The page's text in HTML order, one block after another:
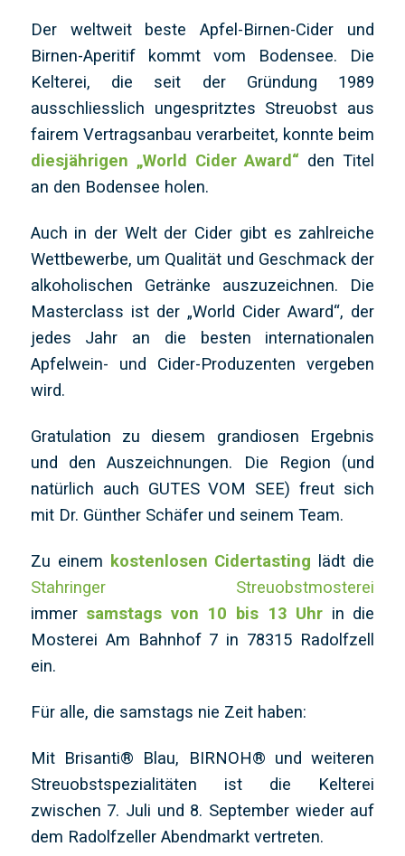
Der weltweit beste Apfel-Birnen-Cider und
Birnen-Aperitif kommt vom Bodensee. Die
Kelterei, die seit der Gründung 1989
ausschliesslich ungespritztes Streuobst aus
fairem Vertragsanbau verarbeitet, konnte beim
diesjährigen „World Cider Award“ den Titel
an den Bodensee holen.
Auch in der Welt der Cider gibt es zahlreiche
Wettbewerbe, um Qualität und Geschmack der
alkoholischen Getränke auszuzeichnen. Die
Masterclass ist der „World Cider Award“, der
jedes Jahr an die besten internationalen
Apfelwein- und Cider-Produzenten vergeben
wird.
Gratulation zu diesem grandiosen Ergebnis
und den Auszeichnungen. Die Region (und
natürlich auch GUTES VOM SEE) freut sich
mit Dr. Günther Schäfer und seinem Team.
Zu einem kostenlosen Cidertasting lädt die
Stahringer Streuobstmosterei
immer samstags von 10 bis 13 Uhr in die
Mosterei Am Bahnhof 7 in 78315 Radolfzell
ein.
Für alle, die samstags nie Zeit haben:
Mit Brisanti® Blau, BIRNOH® und weiteren
Streuobstspezialitäten ist die Kelterei
zwischen 7. Juli und 8. September wieder auf
dem Radolfzeller Abendmarkt vertreten.